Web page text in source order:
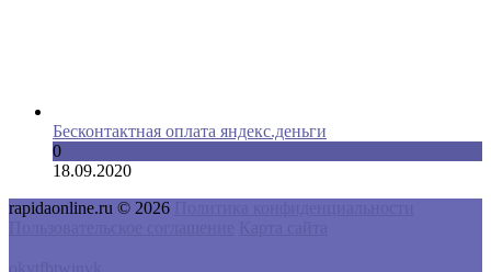
Бесконтактная оплата яндекс.деньги
0
18.09.2020
rapidaonline.ru © 2026